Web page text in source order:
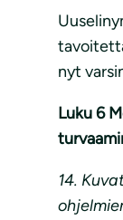
nyt
Luku 6
14.